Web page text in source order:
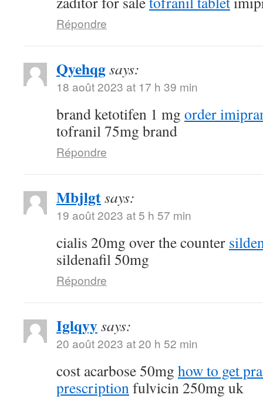
Répondre
Qyehqgsays:
18 août 2023 at 17 h 39 min
brand ketotifen 1 mg order
tofranil 75mg brand
Répondre
Mbjlgtsays:
19 août 2023 at 5 h 57 min
cialis 20mg over the counter
sildenafil 50mg
Répondre
Iglqyysays:
20 août 2023 at 20 h 52 min
cost acarbose 50mg how to get
prescriptionfulvicin 250mg uk